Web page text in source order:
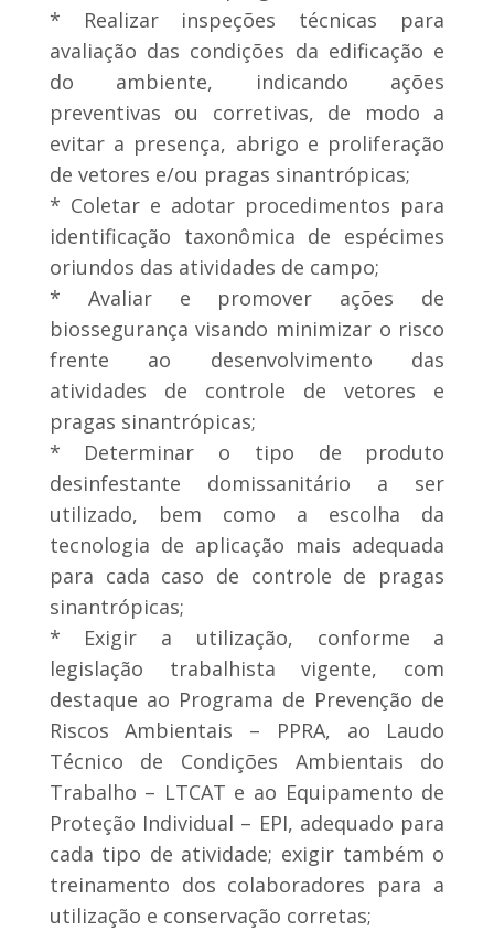
* Realizar inspeções técnicas para
avaliação das condições da edificação e
do ambiente, indicando ações
preventivas ou corretivas, de modo a
evitar a presença, abrigo e proliferação
de vetores e/ou pragas sinantrópicas;
* Coletar e adotar procedimentos para
identificação taxonômica de espécimes
oriundos das atividades de campo;
* Avaliar e promover ações de
biossegurança visando minimizar o risco
frente ao desenvolvimento das
atividades de controle de vetores e
pragas sinantrópicas;
* Determinar o tipo de produto
desinfestante domissanitário a ser
utilizado, bem como a escolha da
tecnologia de aplicação mais adequada
para cada caso de controle de pragas
sinantrópicas;
* Exigir a utilização, conforme a
legislação trabalhista vigente, com
destaque ao Programa de Prevenção de
Riscos Ambientais – PPRA, ao Laudo
Técnico de Condições Ambientais do
Trabalho – LTCAT e ao Equipamento de
Proteção Individual – EPI, adequado para
cada tipo de atividade; exigir também o
treinamento dos colaboradores para a
utilização e conservação corretas;